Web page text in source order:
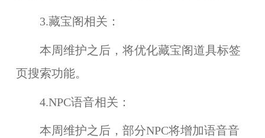
3.藏宝阁相关：
本周维护之后，将优化藏宝阁道具标签
页搜索功能。
4.NPC语音相关：
本周维护之后，部分NPC将增加语音音